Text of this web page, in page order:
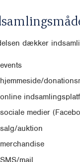
dækker
events
hjemmeside/
online
sociale medier
salg/auktion
merchandise
SMS/mail